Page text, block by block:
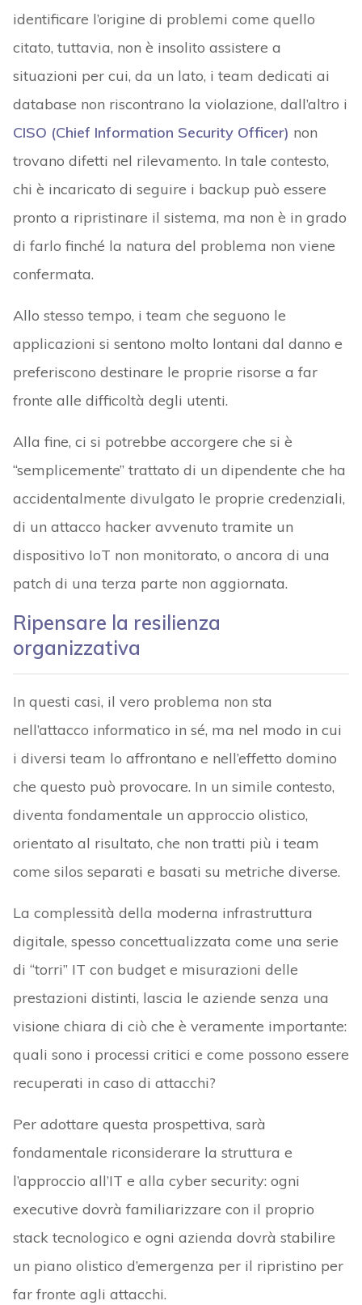
identificare l’origine di problemi come quello
citato, tuttavia, non è insolito assistere a
situazioni per cui, da un lato, i team dedicati ai
database non riscontrano la violazione, dall’altro i
CISO (Chief Information Security Officer) non
trovano difetti nel rilevamento. In tale contesto,
chi è incaricato di seguire i backup può essere
pronto a ripristinare il sistema, ma non è in grado
di farlo finché la natura del problema non viene
confermata.
Allo stesso tempo, i team che seguono le
applicazioni si sentono molto lontani dal danno e
preferiscono destinare le proprie risorse a far
fronte alle difficoltà degli utenti.
Alla fine, ci si potrebbe accorgere che si è
“semplicemente” trattato di un dipendente che ha
accidentalmente divulgato le proprie credenziali,
di un attacco hacker avvenuto tramite un
dispositivo IoT non monitorato, o ancora di una
patch di una terza parte non aggiornata.
Ripensare la resilienza
organizzativa
In questi casi, il vero problema non sta
nell’attacco informatico in sé, ma nel modo in cui
i diversi team lo affrontano e nell’effetto domino
che questo può provocare. In un simile contesto,
diventa fondamentale un approccio olistico,
orientato al risultato, che non tratti più i team
come silos separati e basati su metriche diverse.
La complessità della moderna infrastruttura
digitale, spesso concettualizzata come una serie
di “torri” IT con budget e misurazioni delle
prestazioni distinti, lascia le aziende senza una
visione chiara di ciò che è veramente importante:
quali sono i processi critici e come possono essere
recuperati in caso di attacchi?
Per adottare questa prospettiva, sarà
fondamentale riconsiderare la struttura e
l’approccio all’IT e alla cyber security: ogni
executive dovrà familiarizzare con il proprio
stack tecnologico e ogni azienda dovrà stabilire
un piano olistico d’emergenza per il ripristino per
far fronte agli attacchi.